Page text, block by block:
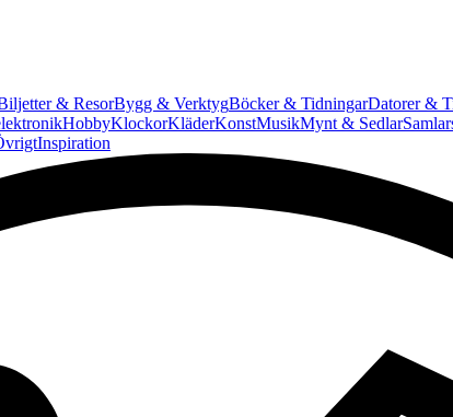
& ResorBygg & VerktygBöcker & TidningarDatorer &
HobbyKlockorKläderKonstMusikMynt & Sedlar
Inspiration